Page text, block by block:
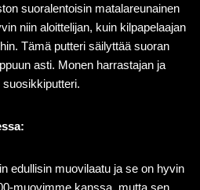
suoralentoisin matalareunainen
niin aloittelijan, kuin kilpapelaajan
Tämä putteri säilyttää suoran
asti. Monen harrastajan ja
suosikkiputteri.
edullisin muovilaatu ja se on hyvin
muovimme kanssa, mutta sen